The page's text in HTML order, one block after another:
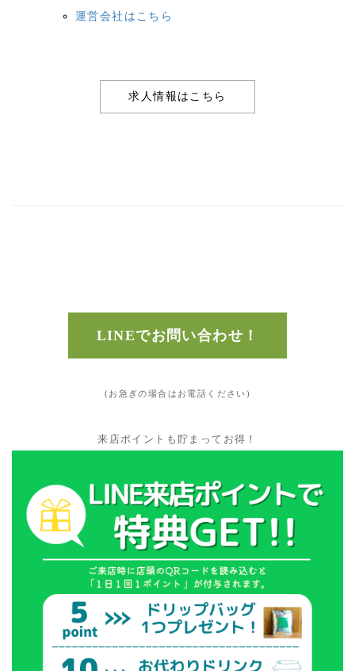
運営会社はこちら
求人情報はこちら
LINEでお問い合わせ！
(お急ぎの場合はお電話ください)
来店ポイントも貯まってお得！